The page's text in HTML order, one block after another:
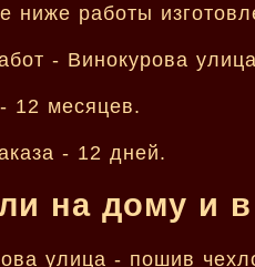
ниже работы
- Винокурова
12 месяцев.
- 12 дней.
на дому и